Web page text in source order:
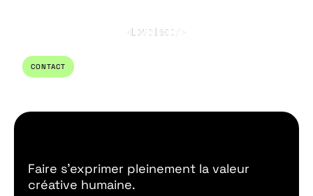
CONTACT
Faire s’exprimer pleinement la valeur
créative humaine.